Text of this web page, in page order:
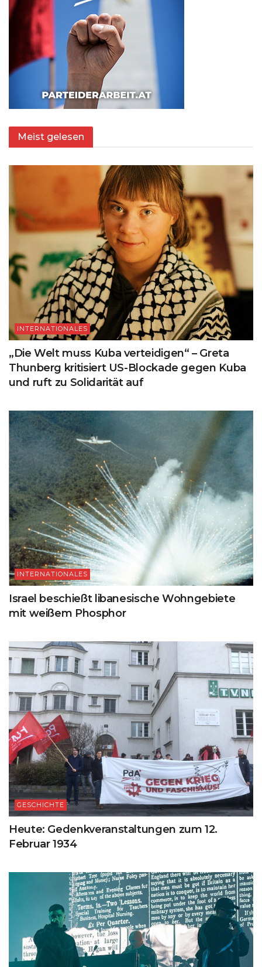
Meist gelesen
INTERNATIONALES
„Die Welt muss Kuba verteidigen“ – Greta
Thunberg kritisiert US-Blockade gegen Kuba
und ruft zu Solidarität auf
INTERNATIONALES
Israel beschießt libanesische Wohngebiete
mit weißem Phosphor
GESCHICHTE
Heute: Gedenkveranstaltungen zum 12.
Februar 1934